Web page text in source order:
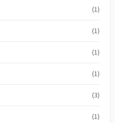
(1)
(1)
(1)
(1)
(3)
(1)